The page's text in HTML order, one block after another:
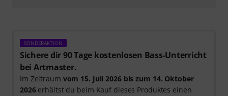
SONDERAKTION
Sichere dir 90 Tage kostenlosen Bass-Unterricht
bei Artmaster.
Im Zeitraum vom 15. Juli 2026 bis zum 14. Oktober
2026erhältst du beim Kauf dieses Produktes einen